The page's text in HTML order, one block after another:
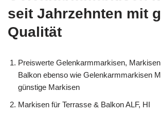
seit Jahrzehnten mit
Qualität
Preiswerte Gelenkarmmarkisen,
Balkon ebenso wie Gelenkarmmarkisen
günstige Markisen
Markisen für Terrasse & Balkon ALF, HI